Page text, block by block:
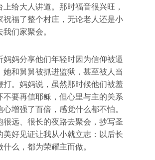
上给大人讲道。那时福音很兴旺，
祝福了整个村庄，无论老人还是小
们家聚会。
妈妈分享他们年轻时因为信仰被逼
她和舅舅被抓进监狱，甚至被人当
打。妈妈说，虽然那时候他们被羞
不要再信耶稣，但心里与主的关系
增强了百倍，感觉什么都不怕。
很远、很长的夜路去聚会，抄写圣
美好见证让我从小就立志：以后长
什么，都为荣耀主而做。